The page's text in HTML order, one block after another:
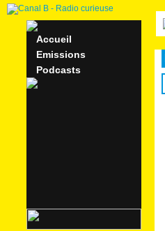
Accueil
Emissions
Podcasts